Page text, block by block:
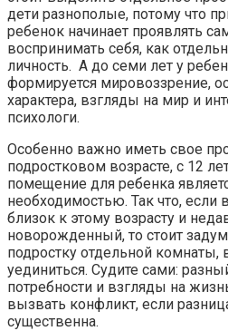
дети разнополые, потому что
ребенок начинает проявлять
воспринимать себя, как
личность. А до семи лет у
формируется мировоззрение,
характера, взгляды на мир и
психологи.
Особенно важно иметь свое
подростковом возрасте, с 12
помещение для ребенка
необходимостью. Так что,
близок к этому возрасту и
новорожденный, то стоит
подростку отдельной комнаты,
уединиться. Судите сами:
потребности и взгляды на
вызвать конфликт, если
существенна.